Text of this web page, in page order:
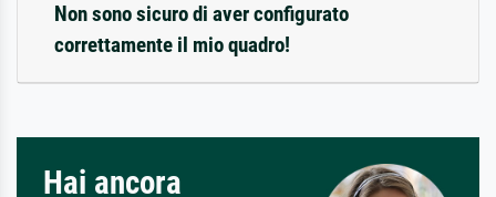
Non sono sicuro di aver configurato
correttamente il mio quadro!
Hai ancora